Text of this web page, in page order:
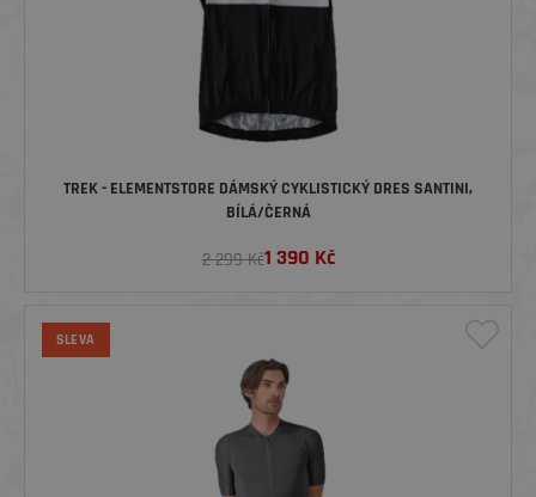
TREK - ELEMENTSTORE DÁMSKÝ CYKLISTICKÝ DRES SANTINI,
BÍLÁ/ČERNÁ
2 299 Kč1 390 Kč
SLEVA